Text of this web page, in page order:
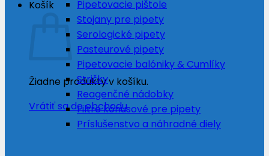
Košík
Žiadne produkty v košíku.
Vrátiť sa do obchodu
Pipetovacie pištole
Stojany pre pipety
Serologické pipety
Pasteurové pipety
Pipetovacie balóniky & Cumlíky
Stričky
Reagenčné nádobky
Filtre kónusové pre pipety
Príslušenstvo a náhradné diely